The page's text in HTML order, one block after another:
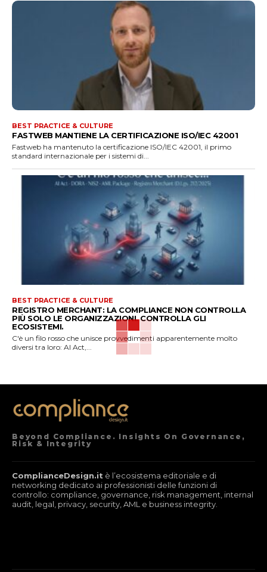
BEST PRACTICE & CULTURE
FASTWEB MANTIENE LA CERTIFICAZIONE ISO/IEC 42001
Fastweb ha mantenuto la certificazione ISO/IEC 42001, il primo
standard internazionale per i sistemi di...
BEST PRACTICE & CULTURE
REGISTRO MERCHANT: LA COMPLIANCE NON CONTROLLA
PIÙ SOLO LE ORGANIZZAZIONI. CONTROLLA GLI
ECOSISTEMI.
C'è un filo rosso che unisce provvedimenti apparentemente molto
diversi tra loro: AI Act,...
Beyond Compliance. Insights On Governance,
Risk & Integrity
ComplianceDesign.it è l’ecosistema editoriale e di
networking dedicato ai professionisti delle funzioni di
controllo: compliance, governance, risk management, internal
audit, legal, privacy, security, AML e business integrity.